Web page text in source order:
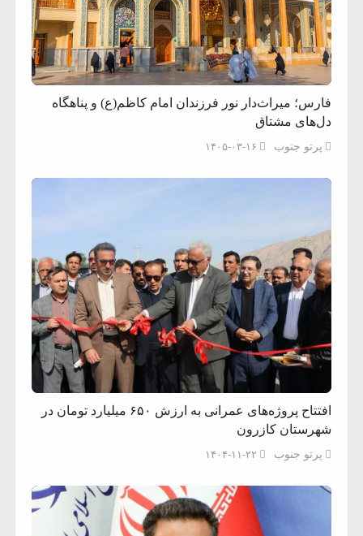
فارس؛ میراث‌دار نور فرزندان امام کاظم(ع) و پناهگاه
دل‌های مشتاق
پرتو جنوب ۱۴۰۵-۰۳-۱۶
افتتاح پروژه‌های عمرانی به ارزش ۶۵۰ میلیارد تومان در
شهرستان کازرون
پرتو جنوب ۱۴۰۴-۱۱-۲۲